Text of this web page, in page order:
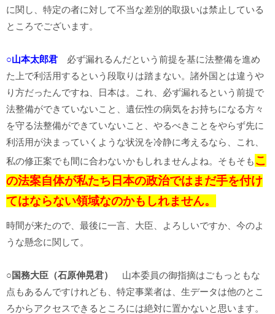
に関し、特定の者に対して不当な差別的取扱いは禁止している
ところでございます。
○山本太郎君
必ず漏れるんだという前提を基に法整備を進め
た上で利活用するという段取りは踏まない。諸外国とは違うや
り方だったんですね、日本は。これ、必ず漏れるという前提で
法整備ができていないこと、遺伝性の病気をお持ちになる方々
を守る法整備ができていないこと、やるべきことをやらず先に
利活用が決まっていくような状況を冷静に考えるなら、これ、
私の修正案でも間に合わないかもしれませんよね。そもそも こ
の法案自体が私たち日本の政治ではまだ手を付け
てはならない領域なのかもしれません。
時間が来たので、最後に一言、大臣、よろしいですか、今のよ
うな懸念に関して。
○国務大臣（石原伸晃君） 山本委員の御指摘はごもっともな
点もあるんですけれども、特定事業者は、生データは他のとこ
ろからアクセスできるところには絶対に置かないと思います。